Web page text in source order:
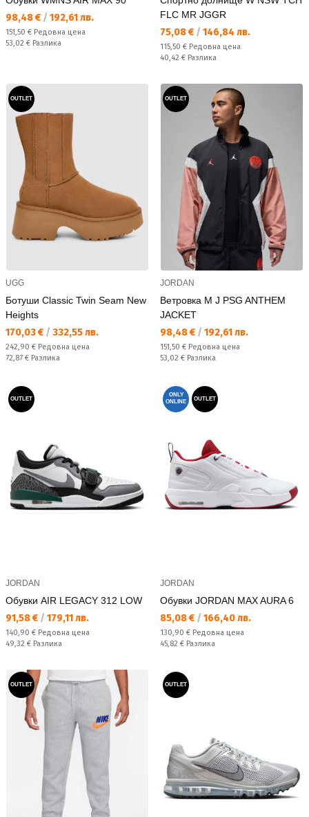
Текуща цена:
98,48 € / 192,61 лв.
Редовна цена:
151,50 € Редовна цена
Спестявате:
53,02 € Разлика
FLC MR JGGR
Текуща цена:
75,08 € / 146,84 лв.
Редовна цена:
115,50 € Редовна цена
Спестявате:
40,42 € Разлика
OUTLET
UGG
Ботуши Classic Twin Seam New
Heights
Текуща цена:
170,03 € / 332,55 лв.
Редовна цена:
242,90 € Редовна цена
Спестявате:
72,87 € Разлика
OUTLET
JORDAN
Ветровка M J PSG ANTHEM
JACKET
Текуща цена:
98,48 € / 192,61 лв.
Редовна цена:
151,50 € Редовна цена
Спестявате:
53,02 € Разлика
OUTLET
JORDAN
Обувки AIR LEGACY 312 LOW
Текуща цена:
91,58 € / 179,11 лв.
Редовна цена:
140,90 € Редовна цена
Спестявате:
49,32 € Разлика
ONLY
ONLINE
OUTLET
JORDAN
Обувки JORDAN MAX AURA 6
Текуща цена:
85,08 € / 166,40 лв.
Редовна цена:
130,90 € Редовна цена
Спестявате:
45,82 € Разлика
OUTLET OUTLET